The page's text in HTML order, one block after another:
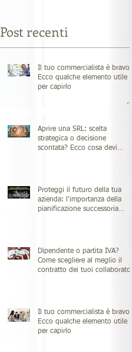
Post recenti
Il tuo commercialista è bravo?
Ecco qualche elemento utile
per capirlo
Aprire una SRL: scelta
strategica o decisione
scontata? Ecco cosa devi
Proteggi il futuro della tua
azienda: l'importanza della
pianificazione successoria
Dipendente o partita IVA?
Come scegliere al meglio il
contratto dei tuoi collaboratori
Il tuo commercialista è bravo?
Ecco qualche elemento utile
per capirlo